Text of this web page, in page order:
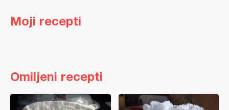
Moji recepti
Omiljeni recepti